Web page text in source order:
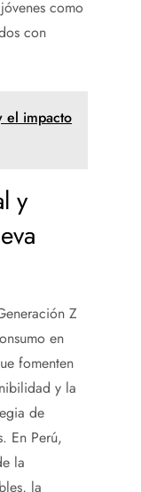
como
con
el impacto
y
Z
en
fomenten
y la
de
En Perú,
la
la